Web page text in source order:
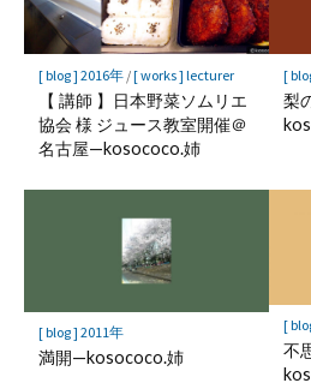
[ blog ] 2016年/[ works ] lecturer
【 講師 】日本野菜ソムリエ
協会 様 ジュース教室開催＠
名古屋—kosococo.姉
[
梨
[ blog ] 2011年
満開—kosococo.姉
[
不